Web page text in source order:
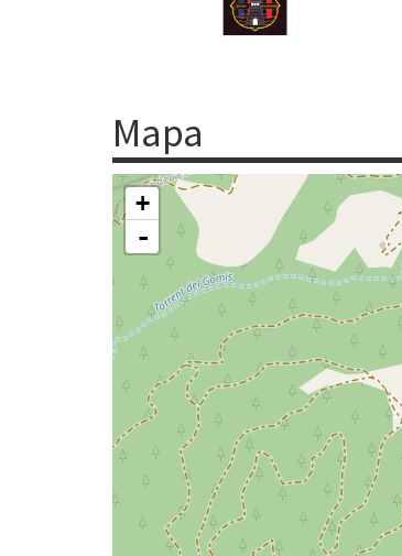
Mapa
+
-